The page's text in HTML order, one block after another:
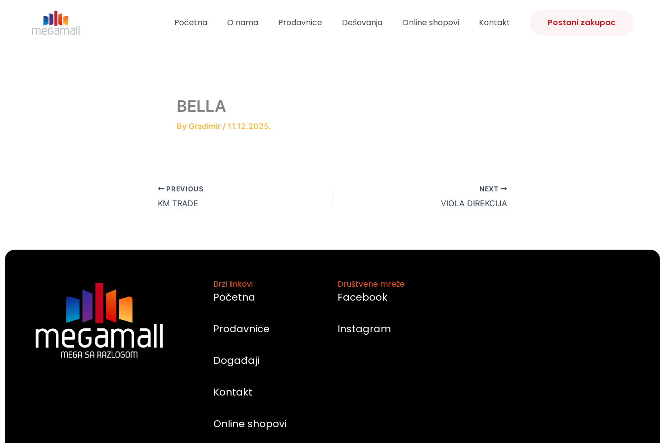
Početna O nama Prodavnice Dešavanja Online shopovi Kontakt Postani zakupac
BELLA
By Gradimir / 11.12.2025.
PREVIOUS
KM TRADE
NEXT
VIOLA DIREKCIJA
Brzi linkovi
Početna
Prodavnice
Događaji
Kontakt
Online shopovi
Društvene mreže
Facebook
Instagram